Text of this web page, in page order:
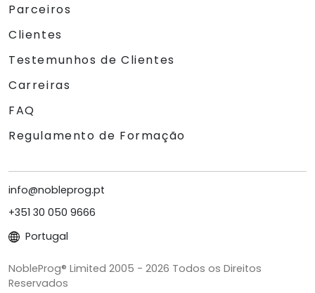
Parceiros
Clientes
Testemunhos de Clientes
Carreiras
FAQ
Regulamento de Formação
info@nobleprog.pt
+351 30 050 9666
Portugal
NobleProg® Limited 2005 - 2026 Todos os Direitos
Reservados